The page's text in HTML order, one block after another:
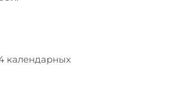
календарных